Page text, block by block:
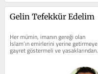
Gelin Tefekkür Edelim
Her mümin, imanın gereği olan
İslam’ın emirlerini yerine getirmeye
gayret göstermeli ve yasaklarından
da sakınmalıdır. Her insanın...